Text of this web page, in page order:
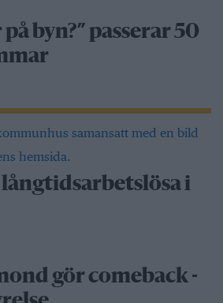
byn?” passerar 50
långtidsarbetslösa i
gör comeback -